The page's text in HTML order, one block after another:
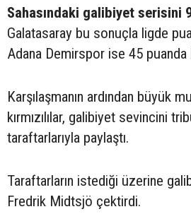
Sahasındaki galibiyet serisini
Galatasaray bu sonuçla ligde
Adana Demirspor ise 45 puanda
Karşılaşmanın ardından büyük
kırmızılılar, galibiyet sevincini
taraftarlarıyla paylaştı.
Taraftarların istediği üzerine
Fredrik Midtsjö çektirdi.